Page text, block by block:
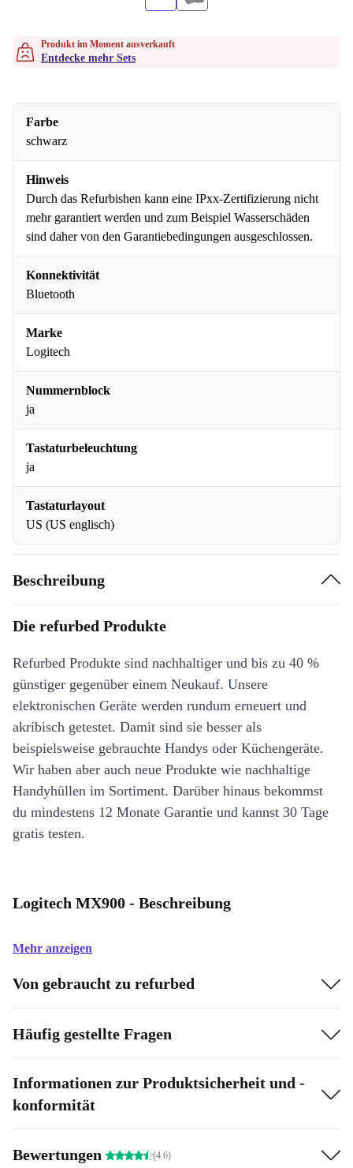
Produkt im Moment ausverkauft
Entdecke mehr Sets
Farbe
schwarz
Hinweis
Durch das Refurbishen kann eine IPxx-Zertifizierung nicht
mehr garantiert werden und zum Beispiel Wasserschäden
sind daher von den Garantiebedingungen ausgeschlossen.
Konnektivität
Bluetooth
Marke
Logitech
Nummernblock
ja
Tastaturbeleuchtung
ja
Tastaturlayout
US (US englisch)
Beschreibung
Die refurbed Produkte
Refurbed Produkte sind nachhaltiger und bis zu 40 %
günstiger gegenüber einem Neukauf. Unsere
elektronischen Geräte werden rundum erneuert und
akribisch getestet. Damit sind sie besser als
beispielsweise gebrauchte Handys oder Küchengeräte.
Wir haben aber auch neue Produkte wie nachhaltige
Handyhüllen im Sortiment. Darüber hinaus bekommst
du mindestens 12 Monate Garantie und kannst 30 Tage
gratis testen.
Logitech MX900 - Beschreibung
Mehr anzeigen
Von gebraucht zu refurbed
Häufig gestellte Fragen
Informationen zur Produktsicherheit und -
konformität
Bewertungen (4.6)